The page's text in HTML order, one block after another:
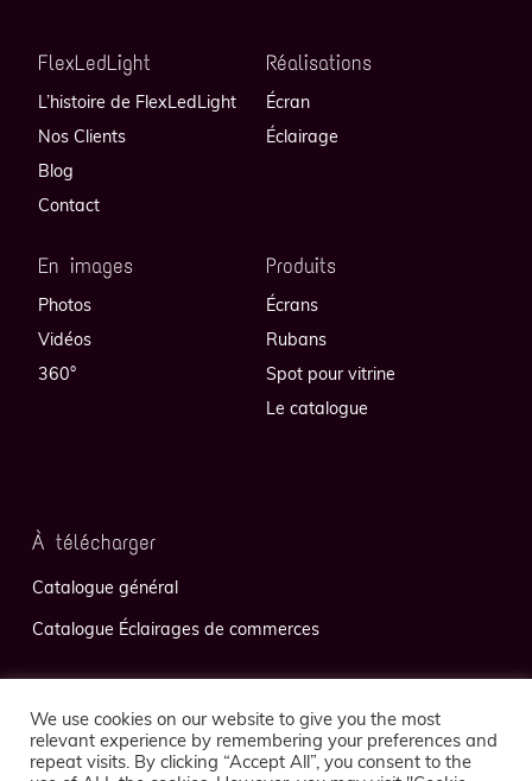
FlexLedLight
L’histoire de FlexLedLight
Nos Clients
Blog
Contact
Réalisations
Écran
Éclairage
En images
Photos
Vidéos
360°
Produits
Écrans
Rubans
Spot pour vitrine
Le catalogue
À télécharger
Catalogue général
Catalogue Éclairages de commerces
We use cookies on our website to give you the most
relevant experience by remembering your preferences and
repeat visits. By clicking “Accept All”, you consent to the